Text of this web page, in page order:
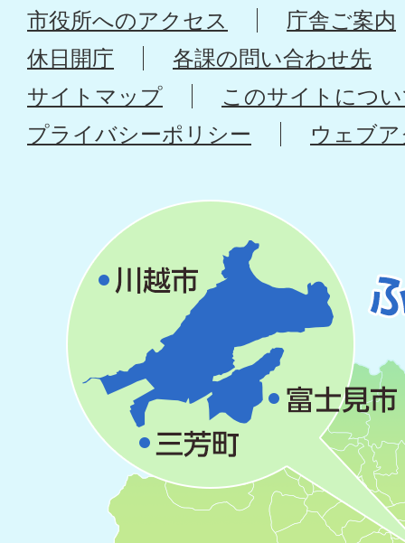
市役所へのアクセス
庁舎ご案内
休日開庁
各課の問い合わせ先
サイトマップ
このサイトにつ
プライバシーポリシー
ウェブ